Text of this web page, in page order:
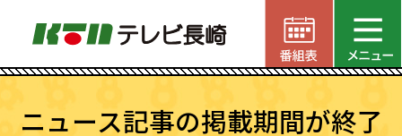
ニュース記事の掲載期間が終了